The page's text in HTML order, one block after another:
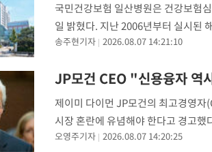
구 이재영·이다영 자매, 아제르바이잔 투란VC 입단
심판 성 접대 7경기 들여다보니…한국 축구 '5승
]코스닥, 2.86포인트(0.36%) 내린 798.81마감
]코스피, 6200선 약보합…0.60% 내린 6258.77에
]원·달러 환율, 7.7원 내린 1416.1원 마감
] 노원서 40.1도 관측…서울, 2018년 이후 첫 40도
합특검, '계엄 수용공간 확보' 신용해 前교정본부
도 주목한 韓축구 파문…"국민적 공분에 수사 재개"
국민건강보험 일산병원은 건강보험
일 밝혔다. 지난 2006년부터 실시된
험심사평가원이 급성기 뇌졸중 환자
송주현기자 2026.08.07 14:21:10
JP모건 CEO "신용융자 역
제이미 다이먼 JP모건의 최고경영자
시장 혼란에 유념해야 한다고 경고
잔고가 역사상 최고 수준"이라며 프
오영주기자 2026.08.07 14:20:25